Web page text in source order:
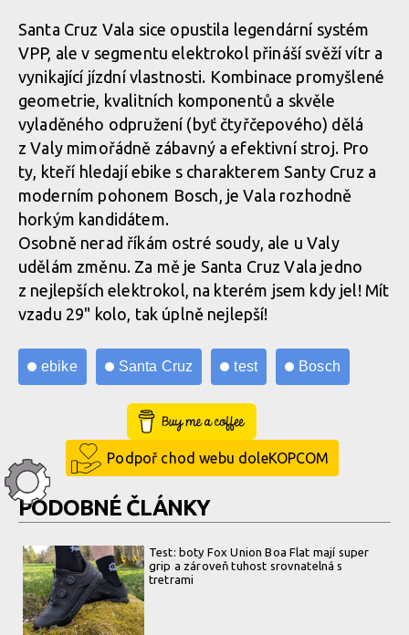
Jediné místo, které by šlo vylepšit
Jediné místo, které by šlo vylepšit
Jediné místo, které by šlo vylepšit
Jediné místo, které by šlo vylepšit
Jediné místo, které by šlo vylepšit
nepatřičně na kolo kalibru Valy
Gumová krytka nabíjecího konektoru působí levně a trochu
nepatřičně na kolo kalibru Valy
Gumová krytka nabíjecího konektoru působí levně a trochu
nepatřičně na kolo kalibru Valy
Gumová krytka nabíjecího konektoru působí levně a trochu
nepatřičně na kolo kalibru Valy
nepatřičně na kolo kalibru Valy
Gumová krytka nabíjecího konektoru působí levně a trochu
nepatřičně na kolo kalibru Valy
Gumová krytka nabíjecího konektoru působí levně a trochu
nepatřičně na kolo kalibru Valy
Santa Cruz Vala sice opustila legendární systém
VPP, ale v segmentu elektrokol přináší svěží vítr a
vynikající jízdní vlastnosti. Kombinace promyšlené
geometrie, kvalitních komponentů a skvěle
vyladěného odpružení (byť čtyřčepového) dělá
z Valy mimořádně zábavný a efektivní stroj. Pro
ty, kteří hledají ebike s charakterem Santy Cruz a
moderním pohonem Bosch, je Vala rozhodně
horkým kandidátem.
Osobně nerad říkám ostré soudy, ale u Valy
udělám změnu. Za mě je Santa Cruz Vala jedno
z nejlepších elektrokol, na kterém jsem kdy jel! Mít
vzadu 29" kolo, tak úplně nejlepší!
ebike Santa Cruz test Bosch
Buy Me a Coffee
Podpoř chod webu doleKOPCOM
PODOBNÉ ČLÁNKY
Test: boty Fox Union Boa Flat mají super
grip a zároveň tuhost srovnatelná s
tretrami